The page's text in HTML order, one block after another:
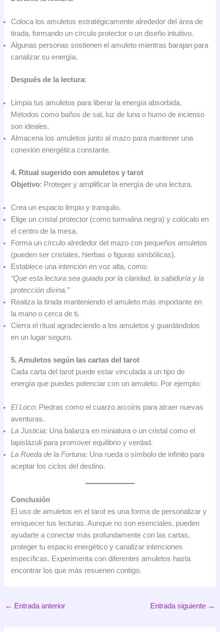
Coloca los amuletos estratégicamente alrededor del área de
tirada, formando un círculo protector o un diseño intuitivo.
Algunas personas sostienen el amuleto mientras barajan para
canalizar su energía.
Después de la lectura:
Limpia tus amuletos para liberar la energía absorbida.
Métodos como baños de sal, luz de luna o humo de incienso
son ideales.
Almacena los amuletos junto al mazo para mantener una
conexión energética constante.
4. Ritual sugerido con amuletos y tarot
Objetivo: Proteger y amplificar la energía de una lectura.
Crea un espacio limpio y tranquilo.
Elige un cristal protector (como turmalina negra) y colócalo en
el centro de la mesa.
Forma un círculo alrededor del mazo con pequeños amuletos
(pueden ser cristales, hierbas o figuras simbólicas).
Establece una intención en voz alta, como:
“Que esta lectura sea guiada por la claridad, la sabiduría y la
protección divina.”
Realiza la tirada manteniendo el amuleto más importante en
la mano o cerca de ti.
Cierra el ritual agradeciendo a los amuletos y guardándolos
en un lugar seguro.
5. Amuletos según las cartas del tarot
Cada carta del tarot puede estar vinculada a un tipo de
energía que puedes potenciar con un amuleto. Por ejemplo:
El Loco: Piedras como el cuarzo arcoíris para atraer nuevas
aventuras.
La Justicia: Una balanza en miniatura o un cristal como el
lapislázuli para promover equilibrio y verdad.
La Rueda de la Fortuna: Una rueda o símbolo de infinito para
aceptar los ciclos del destino.
Conclusión
El uso de amuletos en el tarot es una forma de personalizar y
enriquecer tus lecturas. Aunque no son esenciales, pueden
ayudarte a conectar más profundamente con las cartas,
proteger tu espacio energético y canalizar intenciones
específicas. Experimenta con diferentes amuletos hasta
encontrar los que más resuenen contigo.
← Entrada anterior Entrada siguiente →